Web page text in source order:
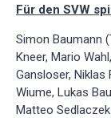
Für den SVW
Simon Baumann
Kneer, Mario
Gansloser, Niklas
Wiume, Lukas
Matteo Sedlaczek